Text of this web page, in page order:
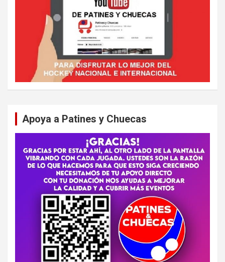
Apoya a Patines y Chuecas